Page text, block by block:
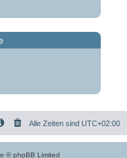
Alle Zeiten sind UTC+02:00
© phpBB Limited